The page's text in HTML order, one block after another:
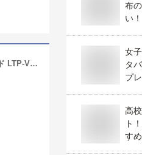
【並行輸入品】【10年保証】【日本未発売】CASIO STANDARD LADYS カシオ スタンダード LTP-V001GL.L 腕時計 時計 ブランド レディース 女の子 チープカシオ チプカシ アナログ ゴールド 金 ブラック 黒 ホワイト 白 ブラウン 茶 レザー かわいい 海外モデル 送料無料
布
い！
女
タ
プ
高
ト
す